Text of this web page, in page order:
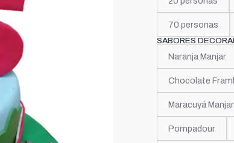
70 personas
SABORES
Naranja Manjar
Chocolate
Maracuyá Manjar
Pompadour